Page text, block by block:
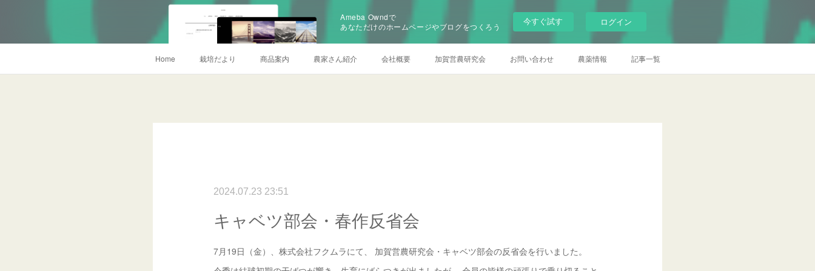
Ameba Owndで
あなただけのホームページやブログをつくろう
今すぐ試す ログイン
Home 栽培だより 商品案内 農家さん紹介 会社概要 加賀営農研究会 お問い合わせ 農薬情報 記事一覧
2024.07.23 23:51
キャベツ部会・春作反省会
7月19日（金）、株式会社フクムラにて、 加賀営農研究会・キャベツ部会の反省会を行いました。